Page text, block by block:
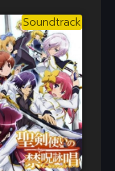
Soundtrack